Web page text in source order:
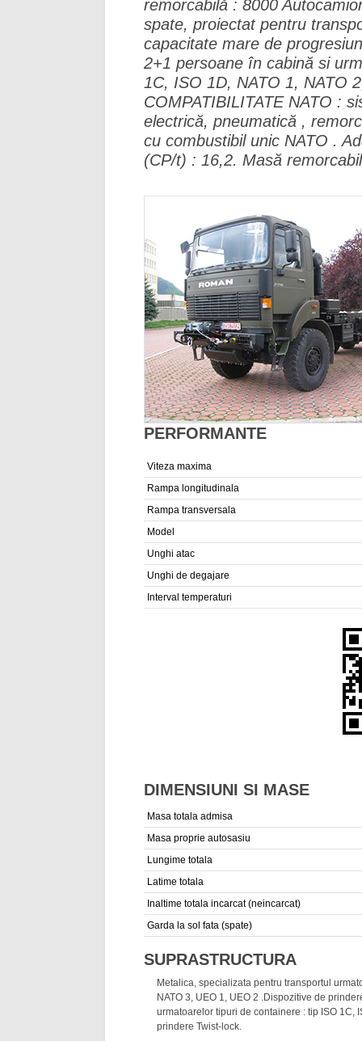
remorcabilă : 8000
spate, proiectat pentru
capacitate mare de
2+1 persoane în cabină si
1C, ISO 1D, NATO 1, NATO
COMPATIBILITATE NATO :
electrică, pneumatică ,
cu combustibil unic NATO .
(CP/t) : 16,2. Masă
PERFORMANTE
Viteza maxima
Rampa longitudinala
Rampa transversala
Model
Unghi atac
Unghi de degajare
Interval temperaturi
DIMENSIUNI SI MASE
Masa totala admisa
Masa proprie autosasiu
Lungime totala
Latime totala
Inaltime totala incarcat (neincarcat)
Garda la sol fata (spate)
SUPRASTRUCTURA
Metalica, specializata pentru transportul
NATO 3, UEO 1, UEO 2 .Dispozitive de
urmatoarelor tipuri de containere : tip ISO 1C,
prindere Twist-lock.